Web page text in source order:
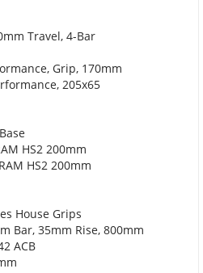
Travel, 4-Bar
Grip, 170mm
205x65
HS2 200mm
HS2 200mm
House Grips
Bar, 35mm Rise, 800mm
ACB